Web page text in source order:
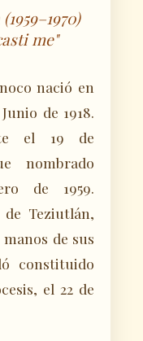
me"
nació en
de 1918.
el 19 de
nombrado
de 1959.
Teziutlán,
de sus
constituido
el 22 de